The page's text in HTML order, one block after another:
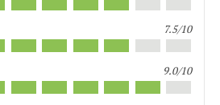
7.5/10
9.0/10